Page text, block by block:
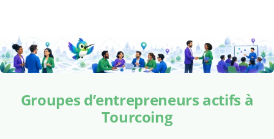
Groupes d’entrepreneurs actifs à
Tourcoing